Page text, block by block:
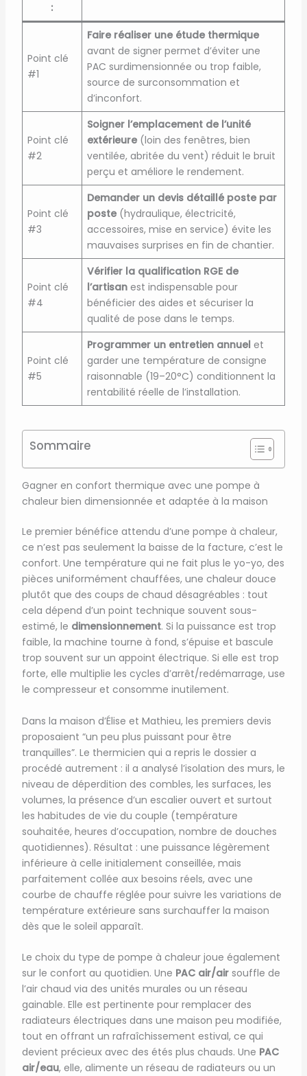
:
Point clé
#1
Faire réaliser une étude thermique
avant de signer permet d’éviter une
PAC surdimensionnée ou trop faible,
source de surconsommation et
d’inconfort.
Point clé
#2
Soigner l’emplacement de l’unité
extérieure(loin des fenêtres, bien
ventilée, abritée du vent) réduit le bruit
perçu et améliore le rendement.
Point clé
#3
Demander un devis détaillé poste par
poste(hydraulique, électricité,
accessoires, mise en service) évite les
mauvaises surprises en fin de chantier.
Point clé
#4
Vérifier la qualification RGE de
l’artisanest indispensable pour
bénéficier des aides et sécuriser la
qualité de pose dans le temps.
Point clé
#5
Programmer un entretien annuelet
garder une température de consigne
raisonnable (19–20°C) conditionnent la
rentabilité réelle de l’installation.
Sommaire
Gagner en confort thermique avec une pompe à
chaleur bien dimensionnée et adaptée à la maison
Le premier bénéfice attendu d’une pompe à chaleur,
ce n’est pas seulement la baisse de la facture, c’est le
confort. Une température qui ne fait plus le yo-yo, des
pièces uniformément chauffées, une chaleur douce
plutôt que des coups de chaud désagréables : tout
cela dépend d’un point technique souvent sous-
estimé, le dimensionnement. Si la puissance est trop
faible, la machine tourne à fond, s’épuise et bascule
trop souvent sur un appoint électrique. Si elle est trop
forte, elle multiplie les cycles d’arrêt/redémarrage, use
le compresseur et consomme inutilement.
Dans la maison d’Élise et Mathieu, les premiers devis
proposaient “un peu plus puissant pour être
tranquilles”. Le thermicien qui a repris le dossier a
procédé autrement : il a analysé l’isolation des murs, le
niveau de déperdition des combles, les surfaces, les
volumes, la présence d’un escalier ouvert et surtout
les habitudes de vie du couple (température
souhaitée, heures d’occupation, nombre de douches
quotidiennes). Résultat : une puissance légèrement
inférieure à celle initialement conseillée, mais
parfaitement collée aux besoins réels, avec une
courbe de chauffe réglée pour suivre les variations de
température extérieure sans surchauffer la maison
dès que le soleil apparaît.
Le choix du type de pompe à chaleur joue également
sur le confort au quotidien. Une PAC air/airsouffle de
l’air chaud via des unités murales ou un réseau
gainable. Elle est pertinente pour remplacer des
radiateurs électriques dans une maison peu modifiée,
tout en offrant un rafraîchissement estival, ce qui
devient précieux avec des étés plus chauds. Une PAC
air/eau, elle, alimente un réseau de radiateurs ou un